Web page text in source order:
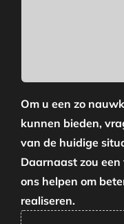
Om u een zo
kunnen bieden,
van de huidige
Daarnaast zou
ons helpen om
realiseren.